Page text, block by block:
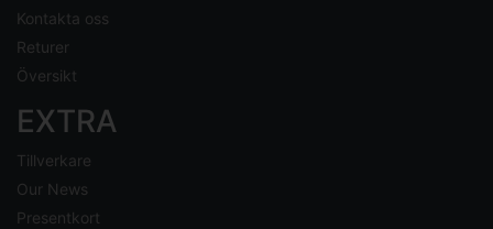
Kontakta oss
Returer
Översikt
EXTRA
Tillverkare
Our News
Presentkort